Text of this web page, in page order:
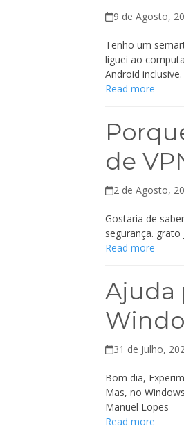
9 de Agosto,
Tenho um
liguei ao
Android
Read more
de
2 de Agosto,
Gostaria de
segurança. grato
Read more
Ajuda
31 de Julho,
Bom dia,
Mas, no
Manuel Lopes
Read more